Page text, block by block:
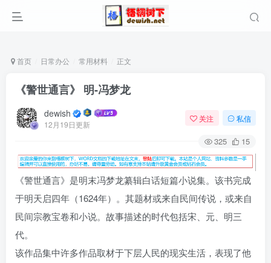
首页 日常办公 常用材料 正文
《警世通言》 明-冯梦龙
dewish
12月19日更新
关注 私信
325 15
《警世通言》是明末冯梦龙纂辑白话短篇小说集。该书完成
于明天启四年（1624年）。其题材或来自民间传说，或来自
民间宗教宝卷和小说。故事描述的时代包括宋、元、明三
代。
该作品集中许多作品取材于下层人民的现实生活，表现了他